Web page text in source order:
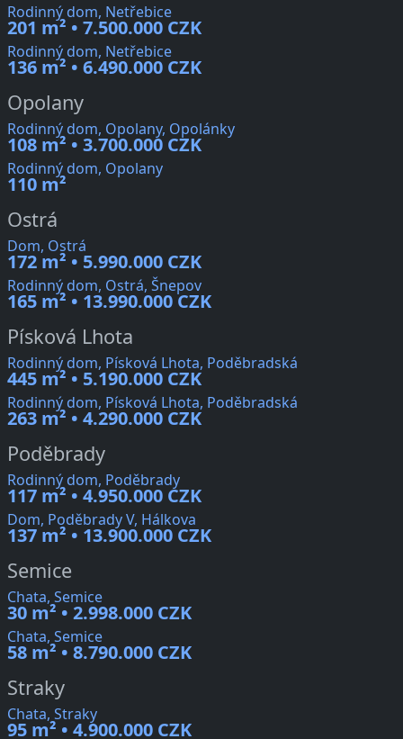
Rodinný dom, Netřebice
201 m² • 7.500.000 CZK
Rodinný dom, Netřebice
136 m² • 6.490.000 CZK
Opolany
Rodinný dom, Opolany, Opolánky
108 m² • 3.700.000 CZK
Rodinný dom, Opolany
110 m²
Ostrá
Dom, Ostrá
172 m² • 5.990.000 CZK
Rodinný dom, Ostrá, Šnepov
165 m² • 13.990.000 CZK
Písková Lhota
Rodinný dom, Písková Lhota, Poděbradská
445 m² • 5.190.000 CZK
Rodinný dom, Písková Lhota, Poděbradská
263 m² • 4.290.000 CZK
Poděbrady
Rodinný dom, Poděbrady
117 m² • 4.950.000 CZK
Dom, Poděbrady V, Hálkova
137 m² • 13.900.000 CZK
Semice
Chata, Semice
30 m² • 2.998.000 CZK
Chata, Semice
58 m² • 8.790.000 CZK
Straky
Chata, Straky
95 m² • 4.900.000 CZK